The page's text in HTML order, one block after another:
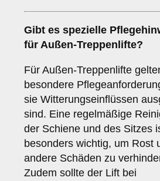
Gibt es spezielle
für Außen-Treppenlifte?
Für Außen-Treppenlifte
besondere
sie Witterungseinflüssen
sind. Eine regelmäßige
der Schiene und des Sitzes
besonders wichtig, um Rost
andere Schäden zu
Zudem sollte der Lift bei